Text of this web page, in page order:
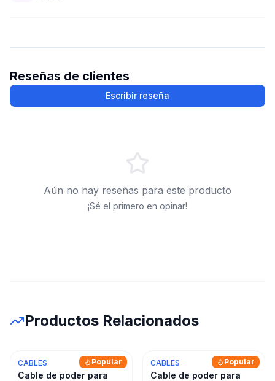
Reseñas de clientes
Escribir reseña
Aún no hay reseñas para este producto
¡Sé el primero en opinar!
Productos Relacionados
Popular
CABLES
Cable de poder para
Popular
CABLES
Cable de poder para